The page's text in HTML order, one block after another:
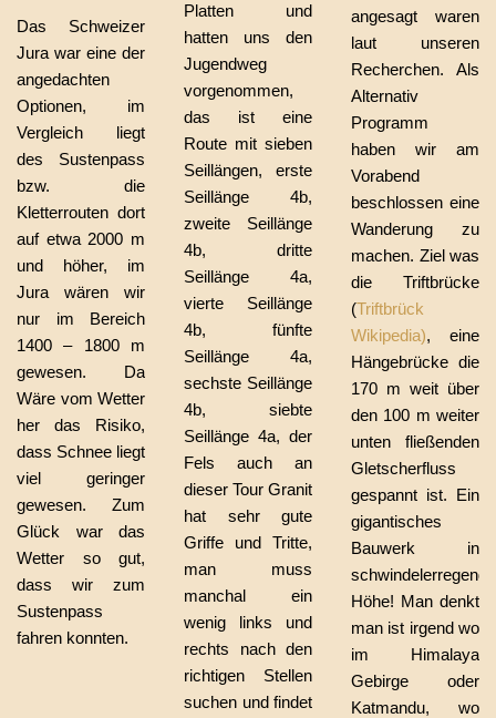
Das Schweizer
Jura war eine der
angedachten
Optionen, im
Vergleich liegt
des Sustenpass
bzw. die
Kletterrouten dort
auf etwa 2000 m
und höher, im
Jura wären wir
nur im Bereich
1400 – 1800 m
gewesen. Da
Wäre vom Wetter
her das Risiko,
dass Schnee liegt
viel geringer
gewesen. Zum
Glück war das
Wetter so gut,
dass wir zum
Sustenpass
fahren konnten.
Platten und
hatten uns den
Jugendweg
vorgenommen,
das ist eine
Route mit sieben
Seillängen, erste
Seillänge 4b,
zweite Seillänge
4b, dritte
Seillänge 4a,
vierte Seillänge
4b, fünfte
Seillänge 4a,
sechste Seillänge
4b, siebte
Seillänge 4a, der
Fels auch an
dieser Tour Granit
hat sehr gute
Griffe und Tritte,
man muss
manchal ein
wenig links und
rechts nach den
richtigen Stellen
suchen und findet
angesagt waren
laut unseren
Recherchen. Als
Alternativ
Programm
haben wir am
Vorabend
beschlossen eine
Wanderung zu
machen. Ziel was
die Triftbrücke
(Triftbrück
Wikipedia), eine
Hängebrücke die
170 m weit über
den 100 m weiter
unten fließenden
Gletscherfluss
gespannt ist. Ein
gigantisches
Bauwerk in
Höhe! Man denkt
man ist irgend wo
im Himalaya
Gebirge oder
Katmandu, wo